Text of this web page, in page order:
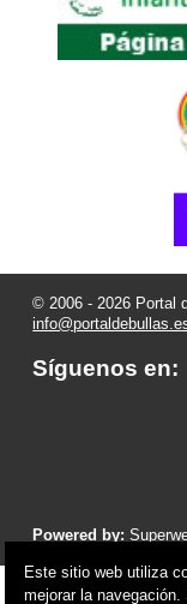
© 2006 - 2026 Portal
Síguenos en:
Powered by:
Este sitio web utiliza
mejorar la